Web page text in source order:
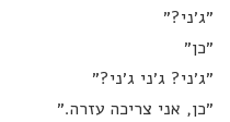
״ג׳ני?״
״כן״
״ג׳ני? ג׳ני ג׳ני?״
״כן, אני צריכה עזרה.״